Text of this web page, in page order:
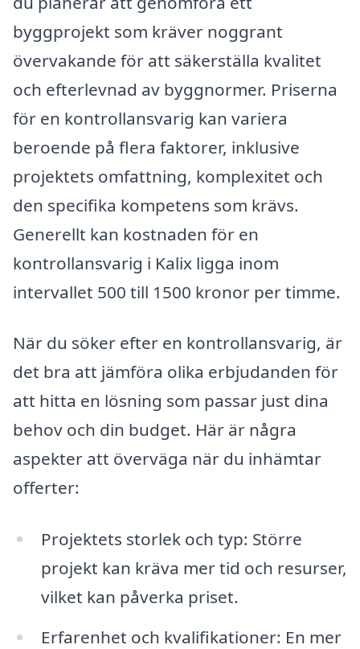
byggprojekt som kräver noggrant
övervakande för att säkerställa kvalitet
och efterlevnad av byggnormer. Priserna
för en kontrollansvarig kan variera
beroende på flera faktorer, inklusive
projektets omfattning, komplexitet och
den specifika kompetens som krävs.
Generellt kan kostnaden för en
kontrollansvarig i Kalix ligga inom
intervallet 500 till 1500 kronor per timme.
När du söker efter en kontrollansvarig, är
det bra att jämföra olika erbjudanden för
att hitta en lösning som passar just dina
behov och din budget. Här är några
aspekter att överväga när du inhämtar
offerter:
Projektets storlek och typ: Större
projekt kan kräva mer tid och resurser,
vilket kan påverka priset.
Erfarenhet och kvalifikationer: En mer